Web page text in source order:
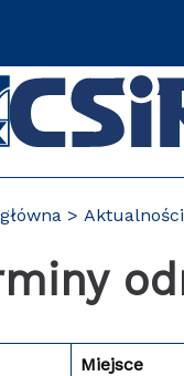
Aktualności
Miejsce